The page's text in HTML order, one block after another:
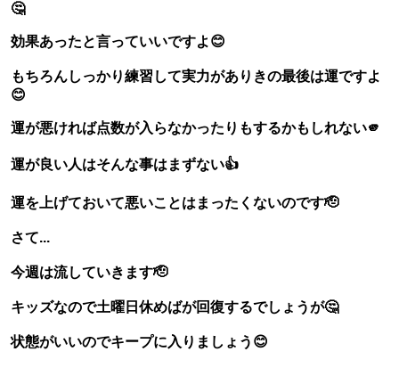
🤔
効果あったと言っていいですよ😊
もちろんしっかり練習して実力がありきの最後は運ですよ
😊
運が悪ければ点数が入らなかったりもするかもしれない🫵
運が良い人はそんな事はまずない👍
運を上げておいて悪いことはまったくないのです🫡
さて...
今週は流していきます🫡
キッズなので土曜日休めばが回復するでしょうが🤔
状態がいいのでキープに入りましょう😊